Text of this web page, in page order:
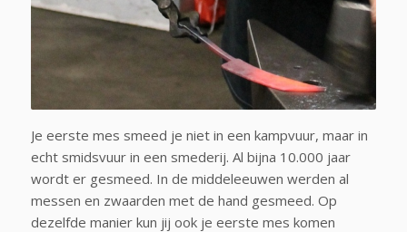
Je eerste mes smeed je niet in een kampvuur, maar in
echt smidsvuur in een smederij. Al bijna 10.000 jaar
wordt er gesmeed. In de middeleeuwen werden al
messen en zwaarden met de hand gesmeed. Op
dezelfde manier kun jij ook je eerste mes komen